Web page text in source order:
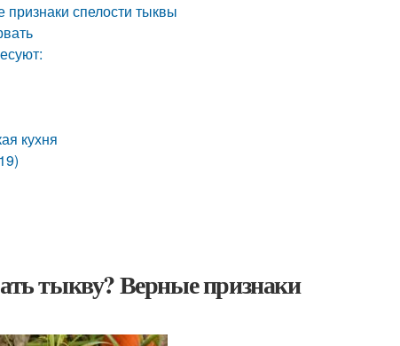
спелости тыквы
кухня
тыкву? Верные признаки